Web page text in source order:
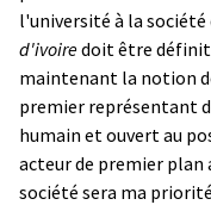
l'université à la société
d'ivoiredoit être
maintenant la notion
premier représentant
humain et ouvert au
acteur de premier plan
société sera ma